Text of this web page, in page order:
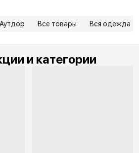
Аутдор Все товары Вся одежда
и категории